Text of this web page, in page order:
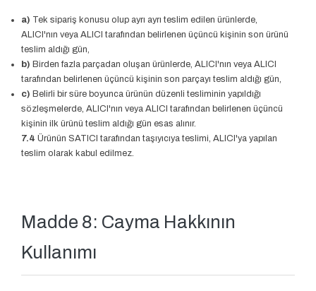
a) Tek sipariş konusu olup ayrı ayrı teslim edilen ürünlerde,
ALICI'nın veya ALICI tarafından belirlenen üçüncü kişinin son ürünü
teslim aldığı gün,
b) Birden fazla parçadan oluşan ürünlerde, ALICI'nın veya ALICI
tarafından belirlenen üçüncü kişinin son parçayı teslim aldığı gün,
c) Belirli bir süre boyunca ürünün düzenli tesliminin yapıldığı
sözleşmelerde, ALICI'nın veya ALICI tarafından belirlenen üçüncü
kişinin ilk ürünü teslim aldığı gün esas alınır.
7.4 Ürünün SATICI tarafından taşıyıcıya teslimi, ALICI'ya yapılan
teslim olarak kabul edilmez.
Madde 8: Cayma Hakkının
Kullanımı